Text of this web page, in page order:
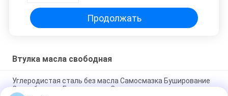
Продолжать
Втулка масла свободная
Углеродистая сталь без масла Самосмазка Буширование
Сухое бегство Буширование Сопротивление износу